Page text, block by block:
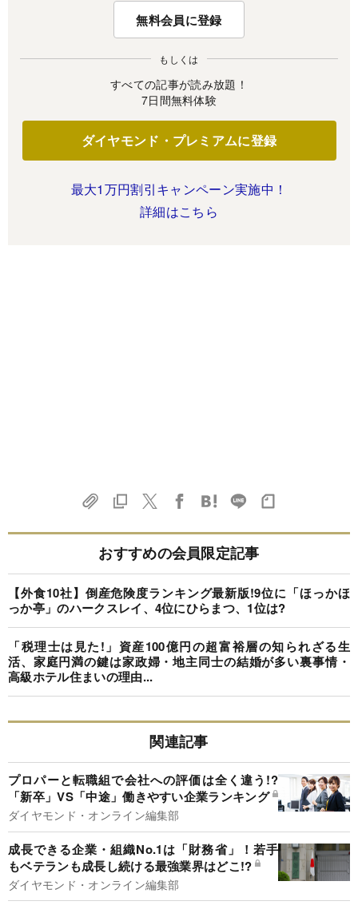
無料会員に登録
もしくは
すべての記事が読み放題！
7日間無料体験
ダイヤモンド・プレミアムに登録
最大1万円割引キャンペーン実施中！
詳細はこちら
おすすめの会員限定記事
【外食10社】倒産危険度ランキング最新版!9位に「ほっかほ
っか亭」のハークスレイ、4位にひらまつ、1位は?
「税理士は見た!」資産100億円の超富裕層の知られざる生
活、家庭円満の鍵は家政婦・地主同士の結婚が多い裏事情・
高級ホテル住まいの理由...
関連記事
プロパーと転職組で会社への評価は全く違う!?
「新卒」VS「中途」働きやすい企業ランキング
ダイヤモンド・オンライン編集部
成長できる企業・組織No.1は「財務省」！若手
もベテランも成長し続ける最強業界はどこ!?
ダイヤモンド・オンライン編集部